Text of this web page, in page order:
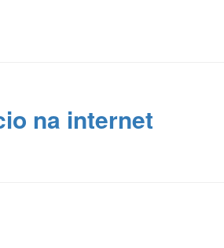
na internet